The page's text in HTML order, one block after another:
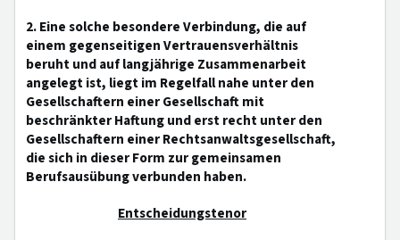
2. Eine solche besondere Verbindung, die auf
einem gegenseitigen Vertrauensverhältnis
beruht und auf langjährige Zusammenarbeit
angelegt ist, liegt im Regelfall nahe unter den
Gesellschaftern einer Gesellschaft mit
beschränkter Haftung und erst recht unter den
Gesellschaftern einer Rechtsanwaltsgesellschaft,
die sich in dieser Form zur gemeinsamen
Berufsausübung verbunden haben.
Entscheidungstenor